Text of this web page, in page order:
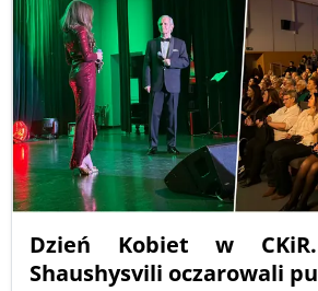
Dzień Kobiet w
Shaushysvili oczarowali